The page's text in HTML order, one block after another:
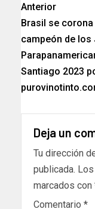
Anterior
Brasil se corona
campeón de los
Santiago 2023
Deja un
Tu dirección
publicada.
marcados con
Comentario *